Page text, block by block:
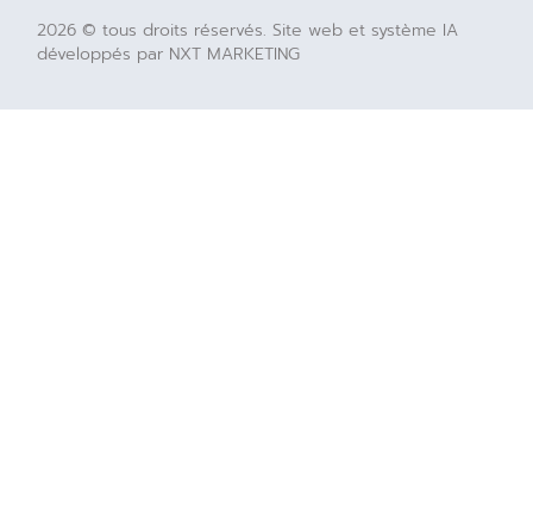
2026 © tous droits réservés. Site web et système IA
développés par NXT MARKETING